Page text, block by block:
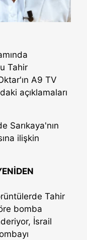
Tahir
A9 TV
açıklamaları
Sarıkaya'nın
ilişkin
Tahir
bomba
İsrail